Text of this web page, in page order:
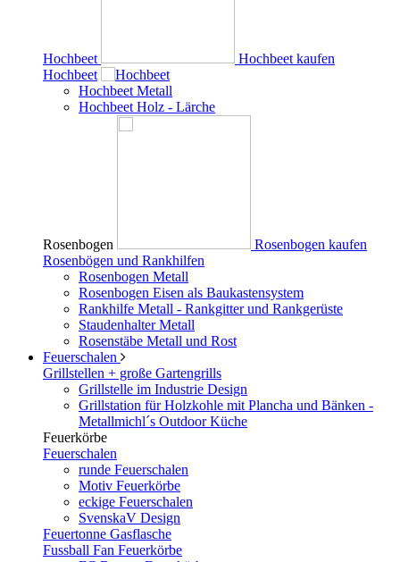
Hochbeet
Hochbeet kaufen
Hochbeet
Hochbeet Metall
Hochbeet Holz - Lärche
Rosenbogen
Rosenbogen kaufen
Rosenbögen und Rankhilfen
Rosenbogen Metall
Rosenbogen Eisen als Baukastensystem
Rankhilfe Metall - Rankgitter und Rankgerüste
Staudenhalter Metall
Rosenstäbe Metall und Rost
Feuerschalen
Grillstellen + große Gartengrills
Grillstelle im Industrie Design
Grillstation für Holzkohle mit Plancha und Bänken -
Metallmichl´s Outdoor Küche
Feuerkörbe
Feuerschalen
runde Feuerschalen
Motiv Feuerkörbe
eckige Feuerschalen
SvenskaV Design
Feuertonne Gasflasche
Fussball Fan Feuerkörbe